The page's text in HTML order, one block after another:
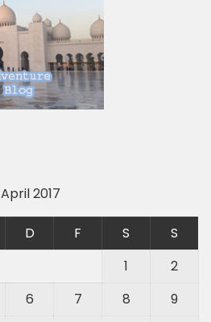
April 2017
D F S
S
1
2
6 7 8
9